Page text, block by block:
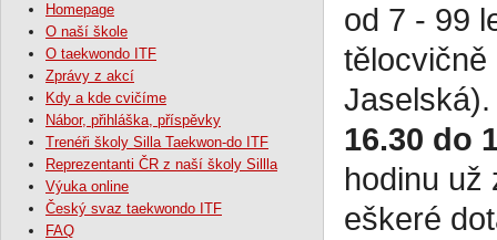
Homepage
O naší škole
O taekwondo ITF
Zprávy z akcí
Kdy a kde cvičíme
Nábor, přihláška, příspěvky
Trenéři školy Silla Taekwon-do ITF
Reprezentanti ČR z naší školy Sillla
Výuka online
Český svaz taekwondo ITF
FAQ
od 7 - 99
tělocvičně
16.30 do
hodinu už
eškeré